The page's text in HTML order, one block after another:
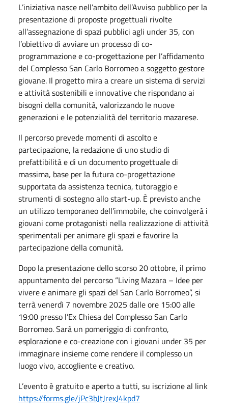
L’iniziativa nasce nell’ambito dell’Avviso pubblico per la
presentazione di proposte progettuali rivolte
all’assegnazione di spazi pubblici agli under 35, con
l’obiettivo di avviare un processo di co-
programmazione e co-progettazione per l’affidamento
del Complesso San Carlo Borromeo a soggetto gestore
giovane. Il progetto mira a creare un sistema di servizi
e attività sostenibili e innovative che rispondano ai
bisogni della comunità, valorizzando le nuove
generazioni e le potenzialità del territorio mazarese.
Il percorso prevede momenti di ascolto e
partecipazione, la redazione di uno studio di
prefattibilità e di un documento progettuale di
massima, base per la futura co-progettazione
supportata da assistenza tecnica, tutoraggio e
strumenti di sostegno allo start-up. È previsto anche
un utilizzo temporaneo dell’immobile, che coinvolgerà i
giovani come protagonisti nella realizzazione di attività
sperimentali per animare gli spazi e favorire la
partecipazione della comunità.
Dopo la presentazione dello scorso 20 ottobre, il primo
appuntamento del percorso “Living Mazara – Idee per
vivere e animare gli spazi del San Carlo Borromeo”, si
terrà venerdì 7 novembre 2025 dalle ore 15:00 alle
19:00 presso l’Ex Chiesa del Complesso San Carlo
Borromeo. Sarà un pomeriggio di confronto,
esplorazione e co-creazione con i giovani under 35 per
immaginare insieme come rendere il complesso un
luogo vivo, accogliente e creativo.
L’evento è gratuito e aperto a tutti, su iscrizione al link
https://forms.gle/jPc3bJtJrexJ4kpd7